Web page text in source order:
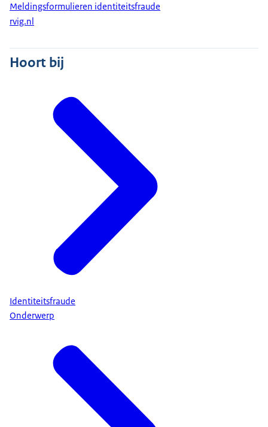
Meldingsformulieren identiteitsfraude
rvig.nl
Hoort bij
Identiteitsfraude
Onderwerp